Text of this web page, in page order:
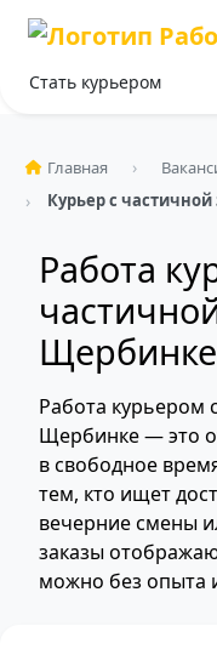
Стать курьером
Главная
Курьер с частичной
Работа
Щербинке
Работа курьером
Щербинке — это
в свободное
тем, кто ищет
вечерние смены
заказы
можно без опыта